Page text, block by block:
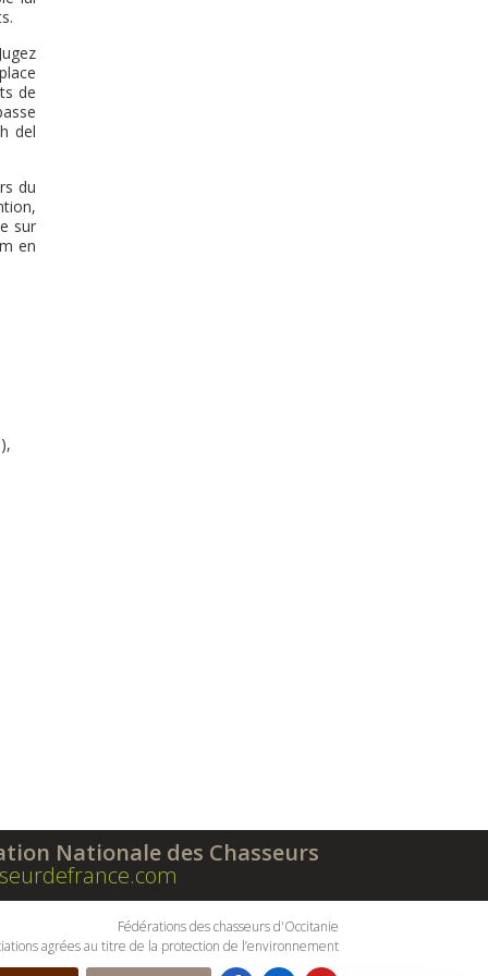
de
del
du
sur
en
Nationale des Chasseurs
Fédérations des chasseurs d'Occitanie
agrées au titre de la protection de l’environnement